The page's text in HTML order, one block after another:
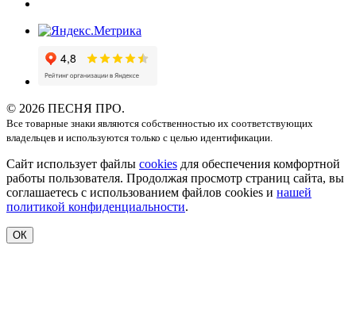
© 2026 ПЕСНЯ ПРО.
Все товарные знаки являются собственностью их соответствующих
владельцев и используются только с целью идентификации.
Сайт использует файлы cookies для обеспечения комфортной
работы пользователя. Продолжая просмотр страниц сайта, вы
соглашаетесь с использованием файлов cookies и нашей
политикой конфиденциальности.
ОК